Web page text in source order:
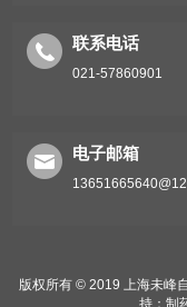
联系电话
021-57860901
电子邮箱
版权所有 © 2019 上海未峰
持： 制